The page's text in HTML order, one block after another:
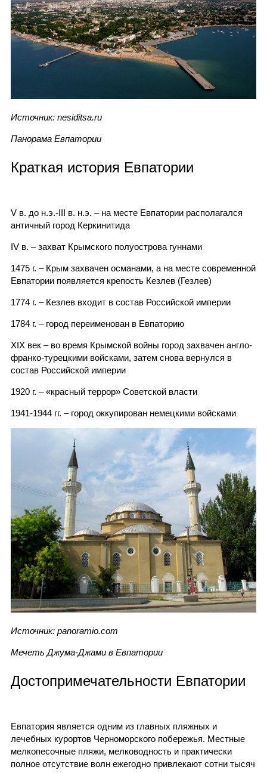
Источник: nesiditsa.ru
Панорама Евпатории
Краткая история Евпатории
V в. до н.э.-III в. н.э. – на месте Евпатории располагался
античный город Керкинитида
IV в. – захват Крымского полуострова гуннами
1475 г. – Крым захвачен османами, а на месте современной
Евпатории появляется крепость Кезлев (Гезлев)
1774 г. – Кезлев входит в состав Российской империи
1784 г. – город переименован в Евпаторию
XIX век – во время Крымской войны город захвачен англо-
франко-турецкими войсками, затем снова вернулся в
состав Российской империи
1920 г. – «красный террор» Советской власти
1941-1944 гг. – город оккупирован немецкими войсками
Источник: panoramio.com
Мечеть Джума-Джами в Евпатории
Достопримечательности Евпатории
Евпатория является одним из главных пляжных и
лечебных курортов Черноморского побережья. Местные
мелкопесочные пляжи, мелководность и практически
полное отсутствие волн ежегодно привлекают сотни тысяч